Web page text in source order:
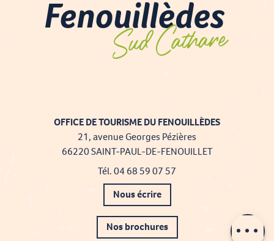
OFFICE DE TOURISME DU FENOUILLÈDES
21, avenue Georges Pézières
66220 SAINT-PAUL-DE-FENOUILLET
Tél. 04 68 59 07 57
Nous écrire
Nos brochures